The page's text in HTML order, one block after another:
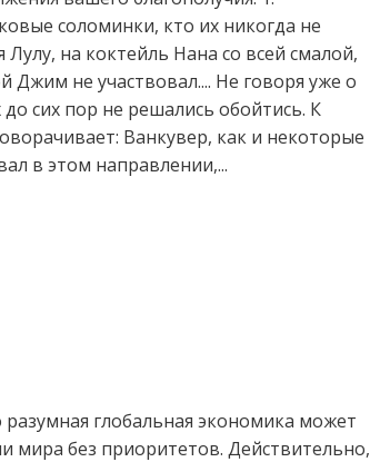
соломинки, кто их никогда не
на коктейль Нана со всей смалой,
Джим не участвовал.... Не говоря уже о
сих пор не решались обойтись. К
Ванкувер, как и некоторые
в этом направлении,...
глобальная экономика может
мира без приоритетов. Действительно,